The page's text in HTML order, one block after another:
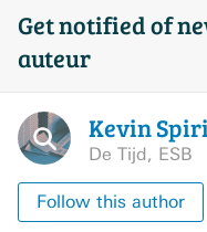
Get notified of
auteur
Kevin
De Tijd, ESB
Follow this author